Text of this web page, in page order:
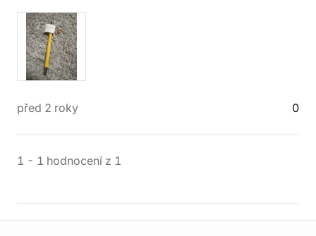
před 2 roky 0
1 - 1 hodnocení z 1